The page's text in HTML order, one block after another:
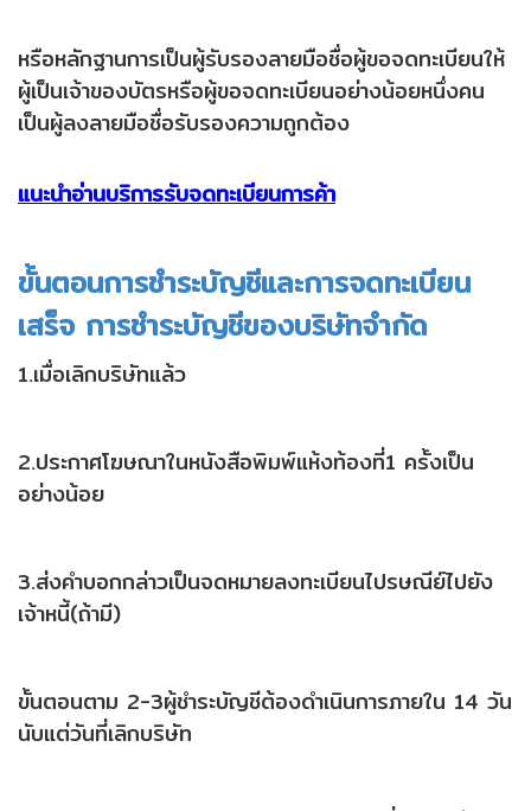
หรือหลักฐานการเป็นผู้รับรองลายมือชื่อผู้ขอจดทะเบียนให้
ผู้เป็นเจ้าของบัตรหรือผู้ขอจดทะเบียนอย่างน้อยหนึ่งคน
เป็นผู้ลงลายมือชื่อรับรองความถูกต้อง
แนะนำอ่านบริการรับจดทะเบียนการค้า
ขั้นตอนการชำระบัญชีและการจดทะเบียน
เสร็จ การชำระบัญชีของบริษัทจำกัด
1.เมื่อเลิกบริษัทแล้ว
2.ประกาศโฆษณาในหนังสือพิมพ์แห้งท้องที่1 ครั้งเป็น
อย่างน้อย
3.ส่งคำบอกกล่าวเป็นจดหมายลงทะเบียนไปรษณีย์ไปยัง
เจ้าหนี้(ถ้ามี)
ขั้นตอนตาม 2-3ผู้ชำระบัญชีต้องดำเนินการภายใน 14 วัน
นับแต่วันที่เลิกบริษัท